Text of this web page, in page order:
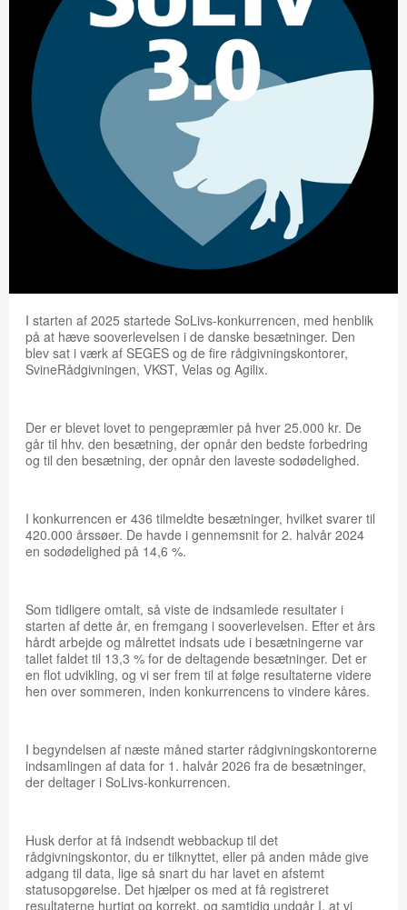
I starten af 2025 startede SoLivs-konkurrencen, med henblik
på at hæve sooverlevelsen i de danske besætninger. Den
blev sat i værk af SEGES og de fire rådgivningskontorer,
SvineRådgivningen, VKST, Velas og Agilix.
Der er blevet lovet to pengepræmier på hver 25.000 kr. De
går til hhv. den besætning, der opnår den bedste forbedring
og til den besætning, der opnår den laveste sodødelighed.
I konkurrencen er 436 tilmeldte besætninger, hvilket svarer til
420.000 årssøer. De havde i gennemsnit for 2. halvår 2024
en sodødelighed på 14,6 %.
Som tidligere omtalt, så viste de indsamlede resultater i
starten af dette år, en fremgang i sooverlevelsen. Efter et års
hårdt arbejde og målrettet indsats ude i besætningerne var
tallet faldet til 13,3 % for de deltagende besætninger. Det er
en flot udvikling, og vi ser frem til at følge resultaterne videre
hen over sommeren, inden konkurrencens to vindere kåres.
I begyndelsen af næste måned starter rådgivningskontorerne
indsamlingen af data for 1. halvår 2026 fra de besætninger,
der deltager i SoLivs-konkurrencen.
Husk derfor at få indsendt webbackup til det
rådgivningskontor, du er tilknyttet, eller på anden måde give
adgang til data, lige så snart du har lavet en afstemt
statusopgørelse. Det hjælper os med at få registreret
resultaterne hurtigt og korrekt, og samtidig undgår I, at vi